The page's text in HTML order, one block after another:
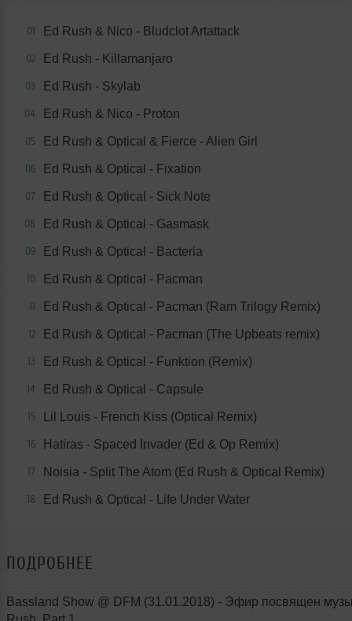
01 Ed Rush & Nico - Bludclot Artattack
02 Ed Rush - Killamanjaro
03 Ed Rush - Skylab
04 Ed Rush & Nico - Proton
05 Ed Rush & Optical & Fierce - Alien Girl
06 Ed Rush & Optical - Fixation
07 Ed Rush & Optical - Sick Note
08 Ed Rush & Optical - Gasmask
09 Ed Rush & Optical - Bacteria
10 Ed Rush & Optical - Pacman
11 Ed Rush & Optical - Pacman (Ram Trilogy Remix)
12 Ed Rush & Optical - Pacman (The Upbeats remix)
13 Ed Rush & Optical - Funktion (Remix)
14 Ed Rush & Optical - Capsule
15 Lil Louis - French Kiss (Optical Remix)
16 Hatiras - Spaced Invader (Ed & Op Remix)
17 Noisia - Split The Atom (Ed Rush & Optical Remix)
18 Ed Rush & Optical - Life Under Water
ПОДРОБНЕЕ
Bassland Show @ DFM (31.01.2018) - Эфир посвящен